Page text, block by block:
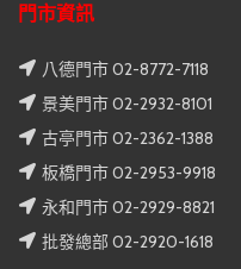
門市資訊
八德門市 02-8772-7118
景美門市 02-2932-8101
古亭門市 02-2362-1388
板橋門市 02-2953-9918
永和門市 02-2929-8821
批發總部 02-2920-1618